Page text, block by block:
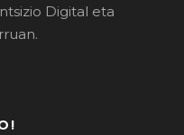
Digital eta